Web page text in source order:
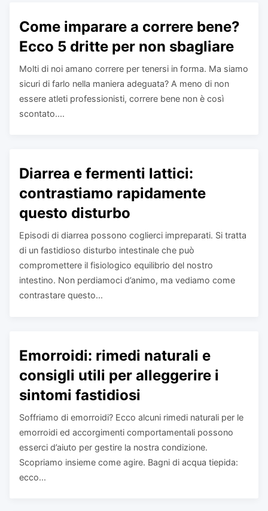
Come imparare a correre bene?
Ecco 5 dritte per non sbagliare
Molti di noi amano correre per tenersi in forma. Ma siamo
sicuri di farlo nella maniera adeguata? A meno di non
essere atleti professionisti, correre bene non è così
scontato....
Diarrea e fermenti lattici:
contrastiamo rapidamente
questo disturbo
Episodi di diarrea possono coglierci impreparati. Si tratta
di un fastidioso disturbo intestinale che può
compromettere il fisiologico equilibrio del nostro
intestino. Non perdiamoci d’animo, ma vediamo come
contrastare questo...
Emorroidi: rimedi naturali e
consigli utili per alleggerire i
sintomi fastidiosi
Soffriamo di emorroidi? Ecco alcuni rimedi naturali per le
emorroidi ed accorgimenti comportamentali possono
esserci d’aiuto per gestire la nostra condizione.
Scopriamo insieme come agire. Bagni di acqua tiepida:
ecco...